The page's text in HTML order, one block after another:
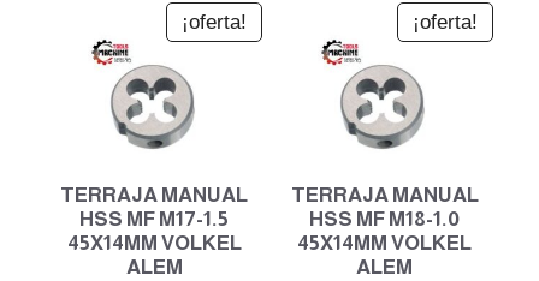
¡oferta!
TERRAJA MANUAL
HSS MF M17-1.5
45X14MM VOLKEL
ALEM
¡oferta!
TERRAJA MANUAL
HSS MF M18-1.0
45X14MM VOLKEL
ALEM